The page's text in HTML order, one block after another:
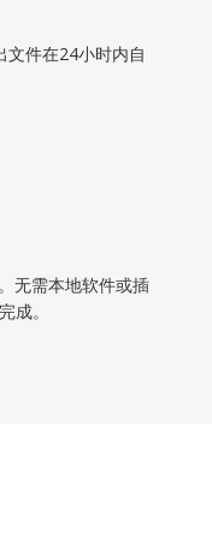
文件在24小时内自
无需本地软件或插
成。